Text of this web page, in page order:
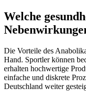
Welche
Die Vorteile des
Hand. Sportler können
erhalten hochwertige
einfache und diskrete
Deutschland weiter